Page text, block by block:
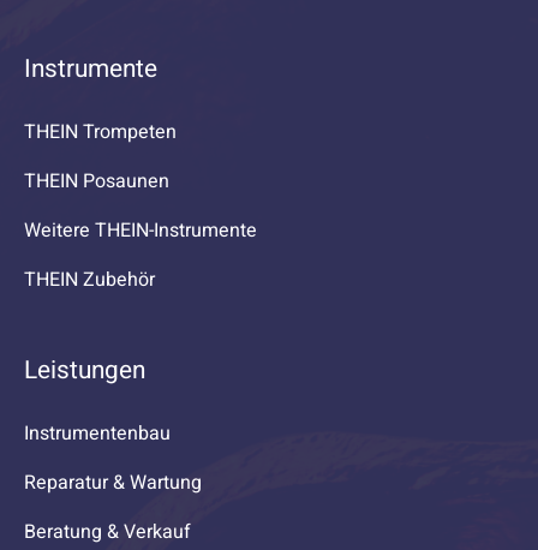
Instrumente
THEIN Trompeten
THEIN Posaunen
Weitere THEIN-Instrumente
THEIN Zubehör
Leistungen
Instrumentenbau
Reparatur & Wartung
Beratung & Verkauf